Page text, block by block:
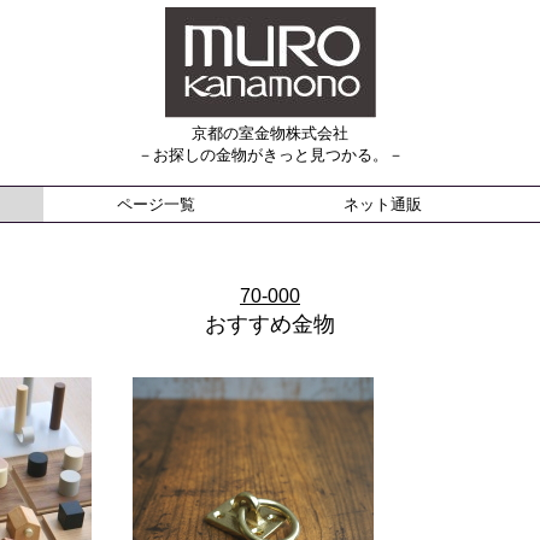
京都の室金物株式会社
－お探しの金物がきっと見つかる。－
ページ一覧 ネット通販
70-000
おすすめ金物